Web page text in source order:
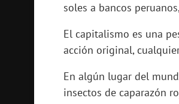
soles a bancos
El capitalismo es una
acción original,
En algún lugar del
insectos de caparazón